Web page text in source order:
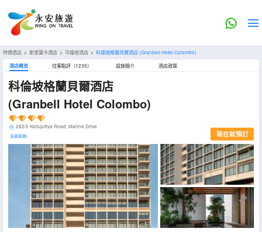
特價酒店 > 斯里蘭卡酒店 > 可倫坡酒店 > 科倫坡格蘭貝爾酒店(Granbell Hotel Colombo)
酒店概览 住客點評（1235） 設施簡介 酒店政策
科倫坡格蘭貝爾酒店
(Granbell Hotel Colombo)
282/5 Kollupitiya Road, Marine Drive
全部設施> 現在就預訂